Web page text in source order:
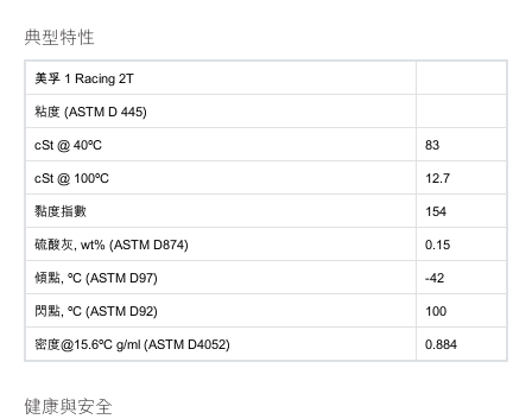
典型特性
美孚 1 Racing 2T
粘度 (ASTM D 445)
cSt @ 40ºC
83
cSt @ 100ºC
12.7
黏度指數
154
硫酸灰, wt% (ASTM D874)
0.15
傾點, ºC (ASTM D97)
-42
閃點, ºC (ASTM D92)
100
密度@15.6ºC g/ml (ASTM D4052)
0.884
健康與安全